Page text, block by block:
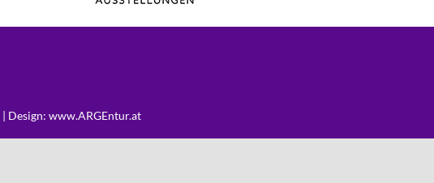
| Design: www.ARGEntur.at